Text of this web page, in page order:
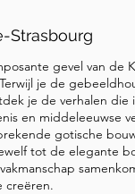
planeten, met
rond een
van elliptische
van 29 jaar
regelt
Kijk nu naar
opmerkelijke
Strasbourg
gevel van de
je de
je de verhalen die
en middeleeuwse
gotische
tot de elegante
creëren.